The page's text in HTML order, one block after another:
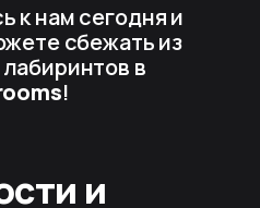
к нам сегодня и
сбежать из
в
!
и